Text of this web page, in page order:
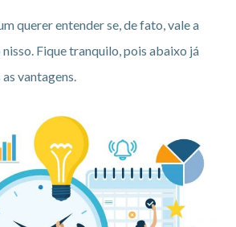
querer entender se, de fato, vale a
Fique tranquilo, pois abaixo já
vantagens.